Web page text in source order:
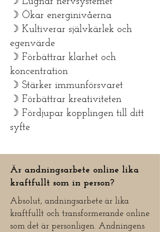
☽ Ökar energinivåerna
☽ Kultiverar självkärlek och
egenvärde
☽ Förbättrar klarhet och
koncentration
☽ Stärker immunförsvaret
☽ Förbättrar kreativiteten
☽ Fördjupar kopplingen till ditt
syfte
Är andningsarbete online lika
kraftfullt som in person?
Absolut, andningsarbete är lika
kraftfullt och transformerande online
som det är personligen. Andningens